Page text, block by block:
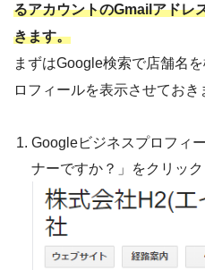
るアカウントのGmailアドレ
きます。
まずはGoogle検索で店舗名
ロフィールを表示させておき
Googleビジネスプロフィ
ナーですか？」をクリック